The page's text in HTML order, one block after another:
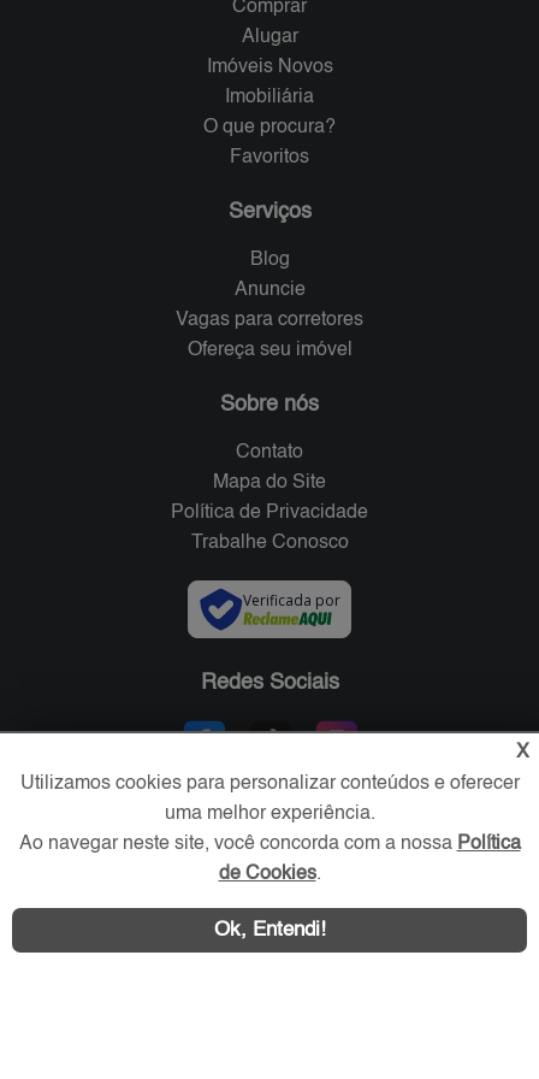
Comprar
Alugar
Imóveis Novos
Imobiliária
O que procura?
Favoritos
Serviços
Blog
Anuncie
Vagas para corretores
Ofereça seu imóvel
Sobre nós
Contato
Mapa do Site
Política de Privacidade
Trabalhe Conosco
Verificada por
Redes Sociais
Área exclusiva aos anunciantes,
acesse sua conta:
X
Utilizamos cookies para personalizar conteúdos e oferecer
uma melhor experiência.
Ao navegar neste site, você concorda com a nossa Política
de Cookies.
Ok, Entendi!